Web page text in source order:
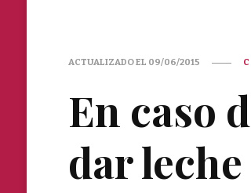
ACTUALIZADO EL 09/06/2015
En caso
dar